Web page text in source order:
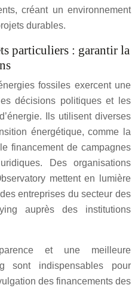
créant un environnement
durables.
particuliers : garantir la
fossiles exercent une
décisions politiques et les
Ils utilisent diverses
énergétique, comme la
financement de campagnes
Des organisations
mettent en lumière
entreprises du secteur des
auprès des institutions
et une meilleure
sont indispensables pour
des financements des